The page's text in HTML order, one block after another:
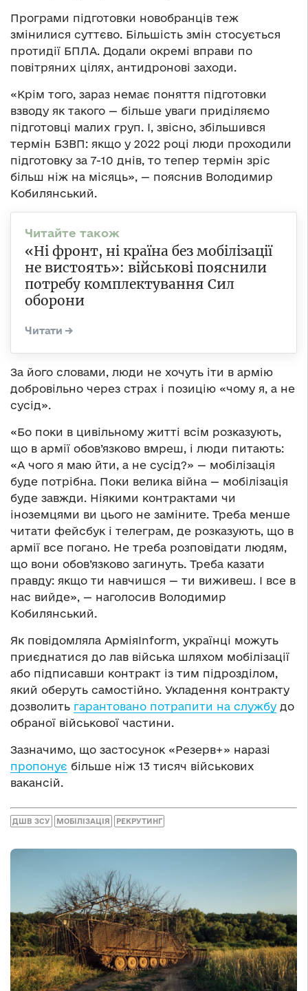
Програми підготовки новобранців теж
змінилися суттєво. Більшість змін стосується
протидії БПЛА. Додали окремі вправи по
повітряних цілях, антидронові заходи.
«Крім того, зараз немає поняття підготовки
взводу як такого — більше уваги приділяємо
підготовці малих груп. І, звісно, збільшився
термін БЗВП: якщо у 2022 році люди проходили
підготовку за 7-10 днів, то тепер термін зріс
більш ніж на місяць», — пояснив Володимир
Кобилянський.
«Ні фронт, ні країна без мобілізації
не вистоять»: військові пояснили
потребу комплектування Сил
оборони
За його словами, люди не хочуть іти в армію
добровільно через страх і позицію «чому я, а не
сусід».
«Бо поки в цивільному житті всім розказують,
що в армії обов’язково вмреш, і люди питають:
«А чого я маю йти, а не сусід?» — мобілізація
буде потрібна. Поки велика війна — мобілізація
буде завжди. Ніякими контрактами чи
іноземцями ви цього не заміните. Треба менше
читати фейсбук і телеграм, де розказують, що в
армії все погано. Не треба розповідати людям,
що вони обов’язково загинуть. Треба казати
правду: якщо ти навчишся — ти виживеш. І все в
нас вийде», — наголосив Володимир
Кобилянський.
Як повідомляла АрміяInform, українці можуть
приєднатися до лав війська шляхом мобілізації
або підписавши контракт із тим підрозділом,
який оберуть самостійно. Укладення контракту
дозволить гарантовано потрапити на службу до
обраної військової частини.
Зазначимо, що застосунок «Резерв+» наразі
пропонує більше ніж 13 тисяч військових
вакансій.
ДШВ ЗСУ МОБІЛІЗАЦІЯ РЕКРУТИНГ